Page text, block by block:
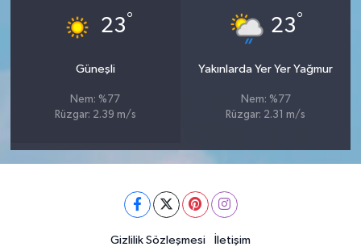
23°
Güneşli
Nem: %77
Rüzgar: 2.39 m/s
23°
Yakınlarda Yer Yer Yağmur
Nem: %77
Rüzgar: 2.31 m/s
Gizlilik Sözleşmesi İletişim